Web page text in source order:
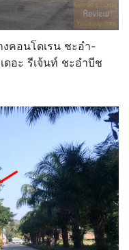
คอนโดเรน ชะอำ-
ดอะ รีเจ้นท์ ชะอำบีช